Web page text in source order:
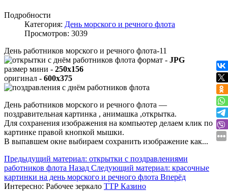
Подробности
Категория: День морского и речного флота
Просмотров: 3039
День работников морского и речного флота-11
формат - JPG
размер мини - 250x156
оригинал - 600x375
День работников морского и речного флота —
поздравительная картинка , анимашка ,открытка.
Для сохранения изображения на компьютер делаем клик по
картинке правой кнопкой мышки.
В выпавшем окне выбираем сохранить изображение как...
Предыдущий материал: открытки с поздравлениями
работников флота Назад Следующий материал: красочные
картинки на день морского и речного флота Вперёд
Интересно: Рабочее зеркало ТТР Казино